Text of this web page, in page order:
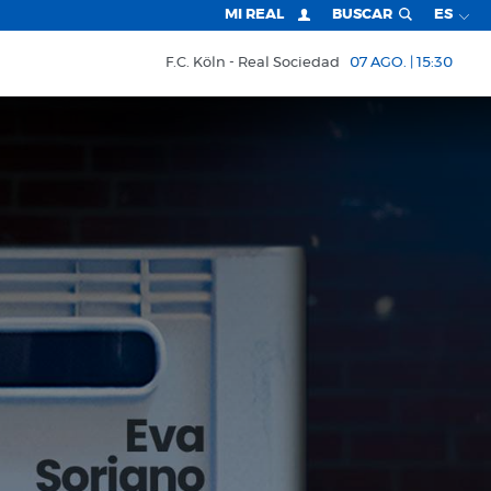
MI REAL BUSCAR ES
F.C. Köln Real Sociedad 07 AGO. | 15:30